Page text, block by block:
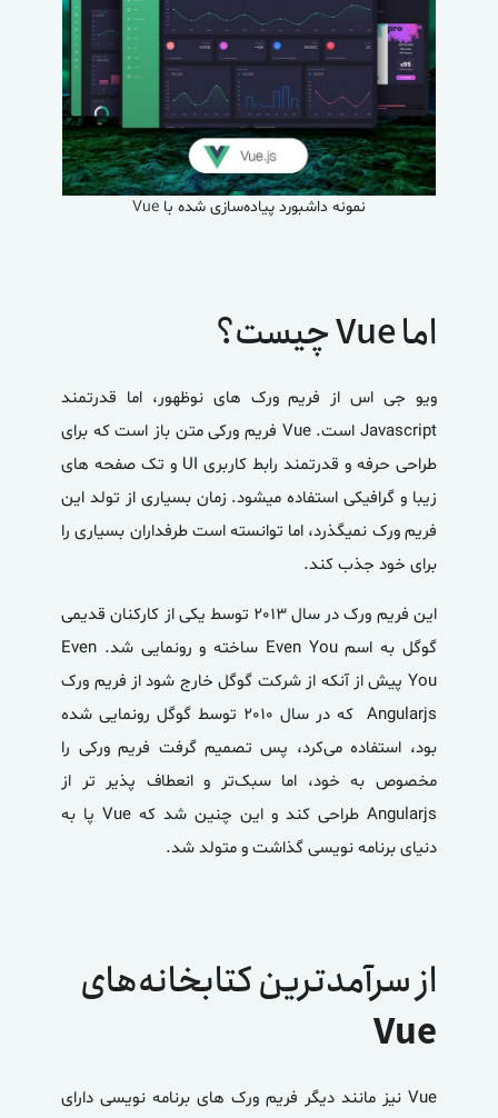
نمونه داشبورد پیاده‌سازی شده با Vue
اما Vue چیست؟
ویو جی اس از فریم ورک های نوظهور، اما قدرتمند
Javascript است. Vue فریم ورکی متن باز است که برای
طراحی حرفه و قدرتمند رابط کاربری UI و تک صفحه های
زیبا و گرافیکی استفاده میشود. زمان بسیاری از تولد این
فریم ورک نمیگذرد، اما توانسته است طرفداران بسیاری را
برای خود جذب کند.
این فریم ورک در سال 2013 توسط یکی از کارکنان قدیمی
گوگل به اسم Even You ساخته و رونمایی شد. Even
You پیش از آنکه از شرکت گوگل خارج شود از فریم ورک
Angularjs که در سال 2010 توسط گوگل رونمایی شده
بود، استفاده می‌­کرد، پس تصمیم گرفت فریم ورکی را
مخصوص به خود، اما سبک‌تر و انعطاف پذیر تر از
Angularjs طراحی کند و این چنین شد که
Vueپا به
دنیای برنامه نویسی گذاشت و متولد شد.
از سرآمد‌ترین کتابخانه‌های
Vue
Vue نیز مانند دیگر فریم ورک های برنامه نویسی دارای